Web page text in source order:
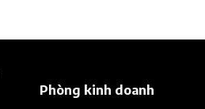
Phòng kinh doanh